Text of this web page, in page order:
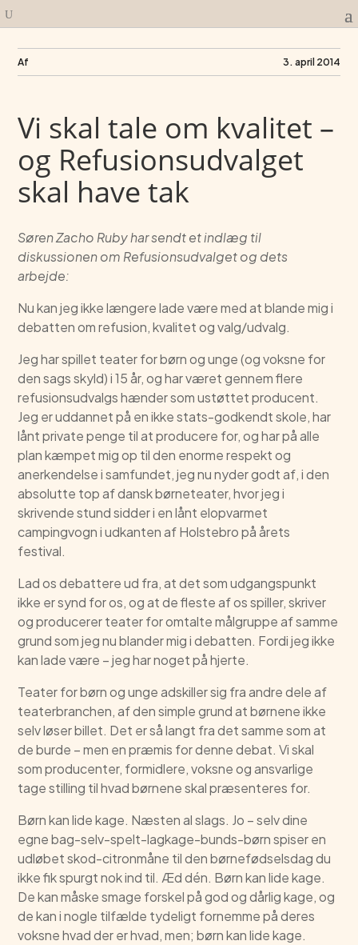
Af 3. april 2014
Vi skal tale om kvalitet –
og Refusionsudvalget
skal have tak
Søren Zacho Ruby har sendt et indlæg til
diskussionen om Refusionsudvalget og dets
arbejde:
Nu kan jeg ikke længere lade være med at blande mig i
debatten om refusion, kvalitet og valg/udvalg.
Jeg har spillet teater for børn og unge (og voksne for
den sags skyld) i 15 år, og har været gennem flere
refusionsudvalgs hænder som ustøttet producent.
Jeg er uddannet på en ikke stats-godkendt skole, har
lånt private penge til at producere for, og har på alle
plan kæmpet mig op til den enorme respekt og
anerkendelse i samfundet, jeg nu nyder godt af, i den
absolutte top af dansk børneteater, hvor jeg i
skrivende stund sidder i en lånt elopvarmet
campingvogn i udkanten af Holstebro på årets
festival.
Lad os debattere ud fra, at det som udgangspunkt
ikke er synd for os, og at de fleste af os spiller, skriver
og producerer teater for omtalte målgruppe af samme
grund som jeg nu blander mig i debatten. Fordi jeg ikke
kan lade være – jeg har noget på hjerte.
Teater for børn og unge adskiller sig fra andre dele af
teaterbranchen, af den simple grund at børnene ikke
selv løser billet. Det er så langt fra det samme som at
de burde – men en præmis for denne debat. Vi skal
som producenter, formidlere, voksne og ansvarlige
tage stilling til hvad børnene skal præsenteres for.
Børn kan lide kage. Næsten al slags. Jo – selv dine
egne bag-selv-spelt-lagkage-bunds-børn spiser en
udløbet skod-citronmåne til den børnefødselsdag du
ikke fik spurgt nok ind til. Æd dén. Børn kan lide kage.
De kan måske smage forskel på god og dårlig kage, og
de kan i nogle tilfælde tydeligt fornemme på deres
voksne hvad der er hvad, men; børn kan lide kage.